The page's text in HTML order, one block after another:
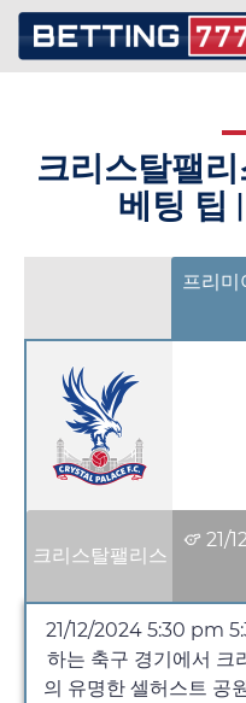
크리스탈팰
베팅 팁 |
프리미
크리스탈팰리스
21/
21/12/2024 5:30 pm
하는 축구 경기에서 크
의 유명한 셀허스트 공